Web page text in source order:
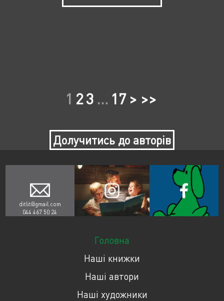
1 23 … 17 > >>
Долучитись до авторів
ditlit@gmail.com
044 467 50 24
Головна
Наші книжки
Наші автори
Наші художники